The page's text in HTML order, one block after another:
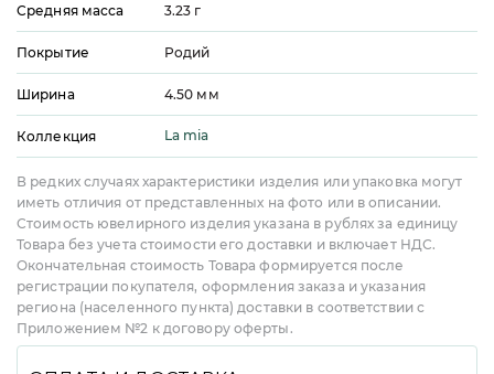
Средняя масса 3.23 г
Покрытие Родий
Ширина 4.50 мм
Коллекция La mia
В редких случаях характеристики изделия или упаковка могут
иметь отличия от представленных на фото или в описании.
Стоимость ювелирного изделия указана в рублях за единицу
Товара без учета стоимости его доставки и включает НДС.
Окончательная стоимость Товара формируется после
регистрации покупателя, оформления заказа и указания
региона (населенного пункта) доставки в соответствии с
Приложением №2 к договору оферты.